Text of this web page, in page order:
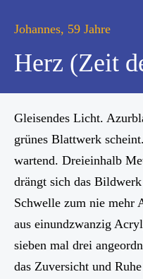
Johannes, 59 Jahre
Herz (Zeit
Gleisendes Licht.
grünes Blattwerk
wartend. Dreieinhalb
drängt sich das
Schwelle zum nie mehr
aus einundzwanzig
sieben mal drei
das Zuversicht und